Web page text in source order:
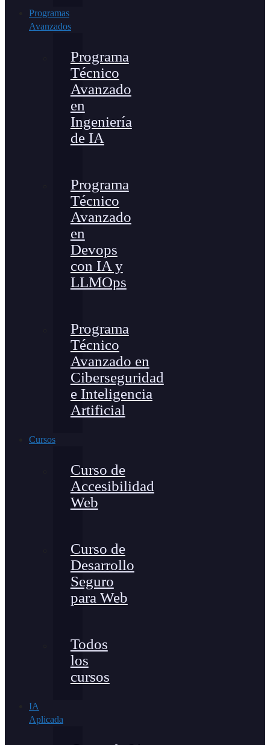
Programas
Avanzados
Programa
Técnico
Avanzado
en
Ingeniería
de IA
Programa
Técnico
Avanzado
en
Devops
con IA y
LLMOps
Programa
Técnico
Avanzado en
Ciberseguridad
e Inteligencia
Artificial
Cursos
Curso de
Accesibilidad
Web
Curso de
Desarrollo
Seguro
para Web
Todos
los
cursos
IA
Aplicada